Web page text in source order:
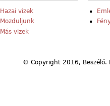
Hazai vizek
Mozduljunk
Más vizek
© Copyright 2016,